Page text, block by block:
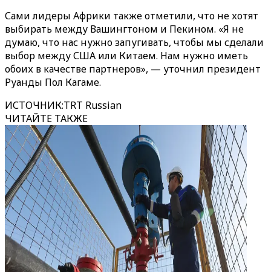
Сами лидеры Африки также отметили, что не хотят
выбирать между Вашингтоном и Пекином. «Я не
думаю, что нас нужно запугивать, чтобы мы сделали
выбор между США или Китаем. Нам нужно иметь
обоих в качестве партнеров», — уточнил президент
Руанды Пол Кагаме.
ИСТОЧНИК:TRT Russian
ЧИТАЙТЕ ТАКЖЕ